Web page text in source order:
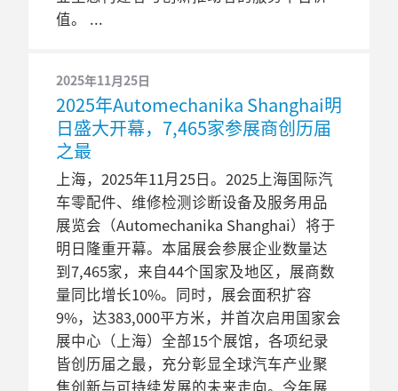
值。
2025年11月25日
2025年Automechanika Shanghai明
日盛大开幕，7,465家参展商创历届
之最
上海，2025年11月25日。2025上海国际汽
车零配件、维修检测诊断设备及服务用品
展览会（Automechanika Shanghai）将于
明日隆重开幕。本届展会参展企业数量达
到7,465家，来自44个国家及地区，展商数
量同比增长10%。同时，展会面积扩容
9%，达383,000平方米，并首次启用国家会
展中心（上海）全部15个展馆，各项纪录
皆创历届之最，充分彰显全球汽车产业聚
焦创新与可持续发展的未来走向。今年展